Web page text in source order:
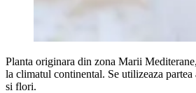
Planta originara din zona Marii
la climatul continental. Se utilizeaza
si flori.